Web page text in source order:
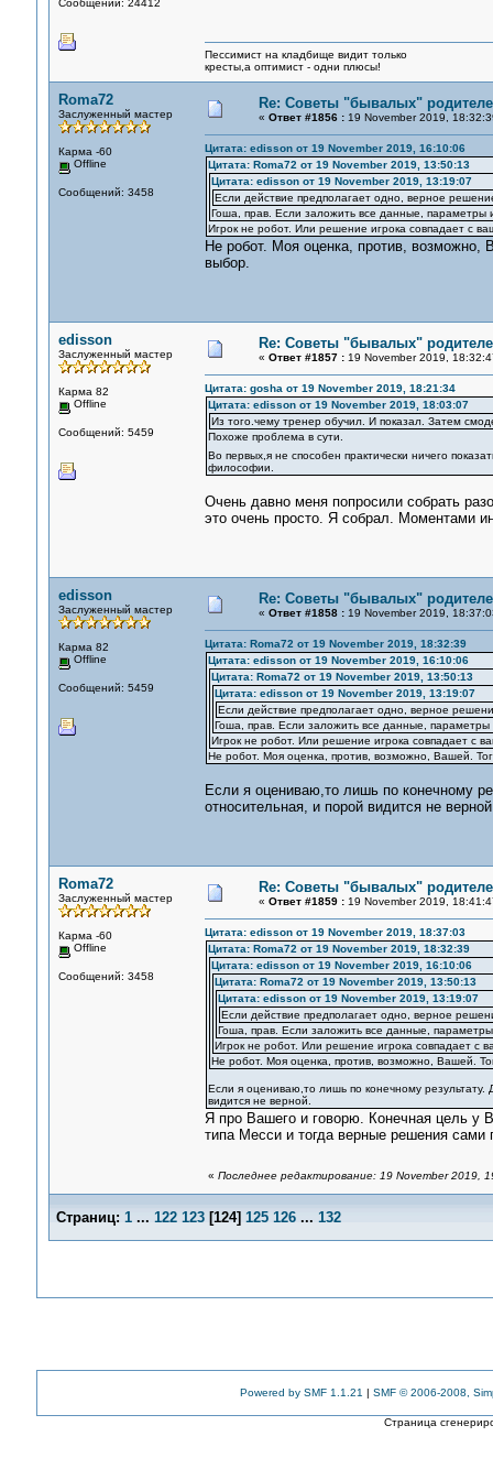
Пессимист на кладбище видит только
кресты,а оптимист - одни плюсы!
Roma72
Заслуженный мастер
Карма -60
Offline
Сообщений: 3458
Re: Советы "бывалых"
« Ответ #1856 :19 November 2019,
Цитата: edisson от 19 November 2019, 16:10:06
Цитата: Roma72 от 19 November 2019, 13:50:13
Цитата: edisson от 19 November 2019, 13:19:07
Если действие предполагает одно, верное
Гоша, прав. Если заложить все данные,
Игрок не робот. Или решение игрока совпадает с
Не робот. Моя оценка, против, возможно,
выбор.
edisson
Заслуженный мастер
Карма 82
Offline
Сообщений: 5459
Re: Советы "бывалых"
« Ответ #1857 :19 November 2019,
Цитата: gosha от 19 November 2019, 18:21:34
Цитата: edisson от 19 November 2019, 18:03:07
Из того.чему тренер обучил. И показал. Затем
Похоже проблема в сути.
Во первых,я не способен практически ничего
философии.
Очень давно меня попросили собрать
это очень просто. Я собрал. Моментами
edisson
Заслуженный мастер
Карма 82
Offline
Сообщений: 5459
Re: Советы "бывалых"
« Ответ #1858 :19 November 2019,
Цитата: Roma72 от 19 November 2019, 18:32:39
Цитата: edisson от 19 November 2019, 16:10:06
Цитата: Roma72 от 19 November 2019, 13:50:13
Цитата: edisson от 19 November 2019, 13:19:07
Если действие предполагает одно, верное
Гоша, прав. Если заложить все данные,
Игрок не робот. Или решение игрока совпадает с
Не робот. Моя оценка, против, возможно, Вашей.
Если я оцениваю,то лишь по конечному
относительная, и порой видится не
Roma72
Заслуженный мастер
Карма -60
Offline
Сообщений: 3458
Re: Советы "бывалых"
« Ответ #1859 :19 November 2019,
Цитата: edisson от 19 November 2019, 18:37:03
Цитата: Roma72 от 19 November 2019, 18:32:39
Цитата: edisson от 19 November 2019, 16:10:06
Цитата: Roma72 от 19 November 2019, 13:50:13
Цитата: edisson от 19 November 2019, 13:19:07
Если действие предполагает одно, верное
Гоша, прав. Если заложить все данные,
Игрок не робот. Или решение игрока совпадает
Не робот. Моя оценка, против, возможно, Вашей.
Если я оцениваю,то лишь по конечному
видится не верной.
Я про Вашего и говорю. Конечная цель у
типа Месси и тогда верные решения сами
« Последнее редактирование: 19 November 2019,
Страниц: 1 ... 122 123[124] 125 126 ... 132
Powered by SMF 1.1.21 | SMF © 2006-2008,
Страница